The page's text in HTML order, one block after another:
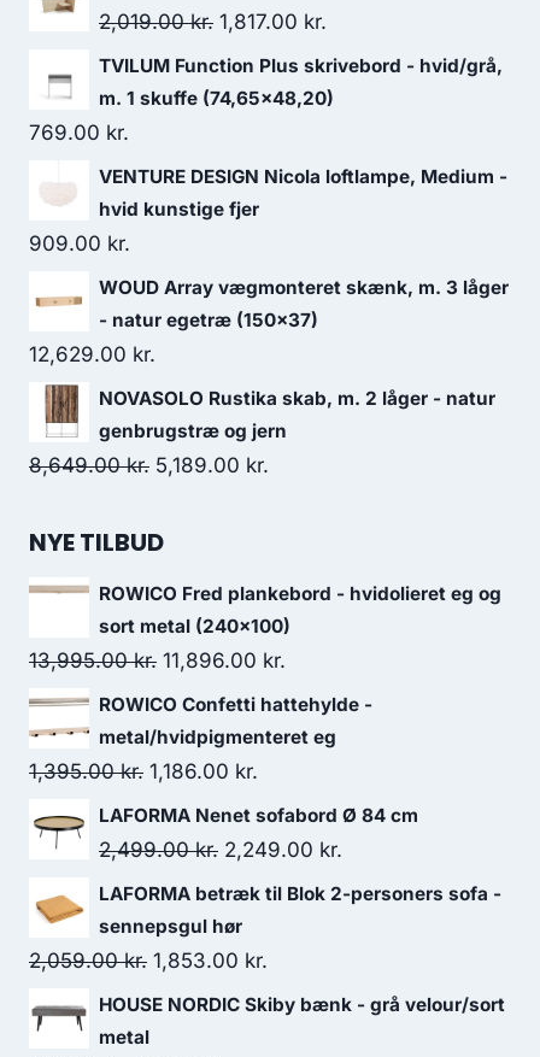
2,019.00kr. 1,817.00 kr.
TVILUM Function Plus skrivebord - hvid/grå,
m. 1 skuffe (74,65x48,20)
769.00 kr.
VENTURE DESIGN Nicola loftlampe, Medium -
hvid kunstige fjer
909.00 kr.
WOUD Array vægmonteret skænk, m. 3 låger
- natur egetræ (150x37)
12,629.00 kr.
NOVASOLO Rustika skab, m. 2 låger - natur
genbrugstræ og jern
8,649.00kr. 5,189.00 kr.
NYE TILBUD
ROWICO Fred plankebord - hvidolieret eg og
sort metal (240x100)
13,995.00kr. 11,896.00 kr.
ROWICO Confetti hattehylde -
metal/hvidpigmenteret eg
1,395.00kr. 1,186.00 kr.
LAFORMA Nenet sofabord Ø 84 cm
2,499.00kr. 2,249.00 kr.
LAFORMA betræk til Blok 2-personers sofa -
sennepsgul hør
2,059.00kr. 1,853.00 kr.
HOUSE NORDIC Skiby bænk - grå velour/sort
metal